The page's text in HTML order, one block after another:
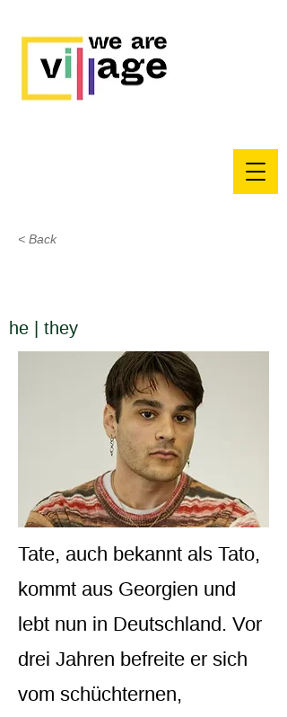
< Back
he | they
Tate, auch bekannt als Tato,
kommt aus Georgien und
lebt nun in Deutschland. Vor
drei Jahren befreite er sich
vom schüchternen,